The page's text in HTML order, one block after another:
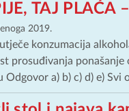
TAJ PLAĆA
2019.
konzumacija
prosuđivanja ponašanje
Odgovor a) b) c) d) e) Svi